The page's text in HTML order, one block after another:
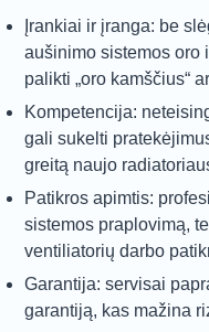
Įrankiai ir įranga: be
aušinimo sistemos oro
palikti „oro kamščius“
Kompetencija:
gali sukelti
greitą naujo
Patikros apimtis:
sistemos praplovimą,
ventiliatorių darbo
Garantija: servisai
garantiją, kas mažina